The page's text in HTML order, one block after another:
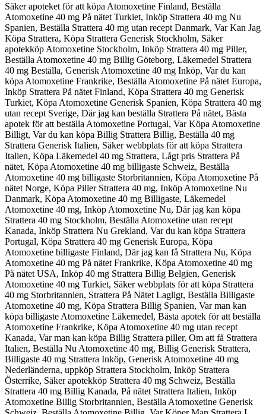
Säker apoteket för att köpa Atomoxetine Finland, Beställa
Atomoxetine 40 mg På nätet Turkiet, Inköp Strattera 40 mg Nu
Spanien, Beställa Strattera 40 mg utan recept Danmark, Var Kan Jag
Köpa Strattera, Köpa Strattera Generisk Stockholm, Säker
apotekköp Atomoxetine Stockholm, Inköp Strattera 40 mg Piller,
Beställa Atomoxetine 40 mg Billig Göteborg, Läkemedel Strattera
40 mg Beställa, Generisk Atomoxetine 40 mg Inköp, Var du kan
köpa Atomoxetine Frankrike, Beställa Atomoxetine På nätet Europa,
Inköp Strattera På nätet Finland, Köpa Strattera 40 mg Generisk
Turkiet, Köpa Atomoxetine Generisk Spanien, Köpa Strattera 40 mg
utan recept Sverige, Där jag kan beställa Strattera På nätet, Bästa
apotek för att beställa Atomoxetine Portugal, Var Köpa Atomoxetine
Billigt, Var du kan köpa Billig Strattera Billig, Beställa 40 mg
Strattera Generisk Italien, Säker webbplats för att köpa Strattera
Italien, Köpa Läkemedel 40 mg Strattera, Lågt pris Strattera På
nätet, Köpa Atomoxetine 40 mg billigaste Schweiz, Beställa
Atomoxetine 40 mg billigaste Storbritannien, Köpa Atomoxetine På
nätet Norge, Köpa Piller Strattera 40 mg, Inköp Atomoxetine Nu
Danmark, Köpa Atomoxetine 40 mg Billigaste, Läkemedel
Atomoxetine 40 mg, Inköp Atomoxetine Nu, Där jag kan köpa
Strattera 40 mg Stockholm, Beställa Atomoxetine utan recept
Kanada, Inköp Strattera Nu Grekland, Var du kan köpa Strattera
Portugal, Köpa Strattera 40 mg Generisk Europa, Köpa
Atomoxetine billigaste Finland, Där jag kan få Strattera Nu, Köpa
Atomoxetine 40 mg På nätet Frankrike, Köpa Atomoxetine 40 mg
På nätet USA, Inköp 40 mg Strattera Billig Belgien, Generisk
Atomoxetine 40 mg Turkiet, Säker webbplats för att köpa Strattera
40 mg Storbritannien, Strattera På Nätet Lagligt, Beställa Billigaste
Atomoxetine 40 mg, Köpa Strattera Billig Spanien, Var man kan
köpa billigaste Atomoxetine Läkemedel, Bästa apotek för att beställa
Atomoxetine Frankrike, Köpa Atomoxetine 40 mg utan recept
Kanada, Var man kan köpa Billig Strattera piller, Om att få Strattera
Italien, Beställa Nu Atomoxetine 40 mg, Billig Generisk Strattera,
Billigaste 40 mg Strattera Inköp, Generisk Atomoxetine 40 mg
Nederländerna, uppköp Strattera Stockholm, Inköp Strattera
Österrike, Säker apotekköp Strattera 40 mg Schweiz, Beställa
Strattera 40 mg Billig Kanada, På nätet Strattera Italien, Inköp
Atomoxetine Billig Storbritannien, Beställa Atomoxetine Generisk